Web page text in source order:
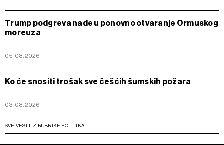
Trump podgreva nade u ponovno otvaranje Ormuskog
moreuza
05.08.2026
Ko će snositi trošak sve češćih šumskih požara
03.08.2026
SVE VESTI IZ RUBRIKE POLITIKA